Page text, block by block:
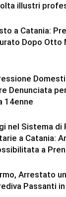
illustri
a Catania:
Dopo Otto
Denunciata
14enne
nel Sistema di
a Catania:
a
Arrestato
Passanti